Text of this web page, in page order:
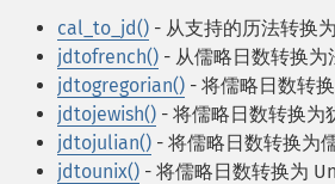
cal_to_jd() - 从支持的历法转换
jdtofrench() - 从儒略日数转换为
jdtogregorian() - 将儒略日数转
jdtojewish() - 将儒略日数转换为
jdtojulian() - 将儒略日数转换为
jdtounix() - 将儒略日数转换为